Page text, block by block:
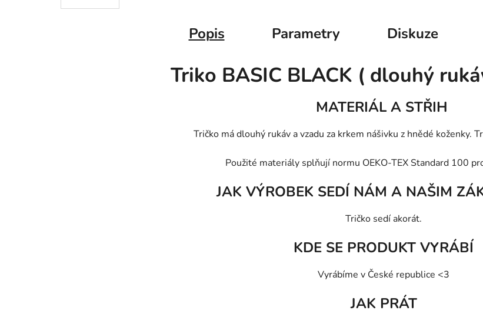
Popis Parametry Diskuze
Triko BASIC BLACK ( dlouhý
MATERIÁL A STŘIH
Tričko má dlouhý rukáv a vzadu za krkem nášivku z hnědé koženky.
Použité materiály splňují normu OEKO-TEX Standard 100
JAK VÝROBEK SEDÍ NÁM A NAŠIM
Tričko sedí akorát.
KDE SE PRODUKT VYRÁBÍ
Vyrábíme v České republice <3
JAK PRÁT